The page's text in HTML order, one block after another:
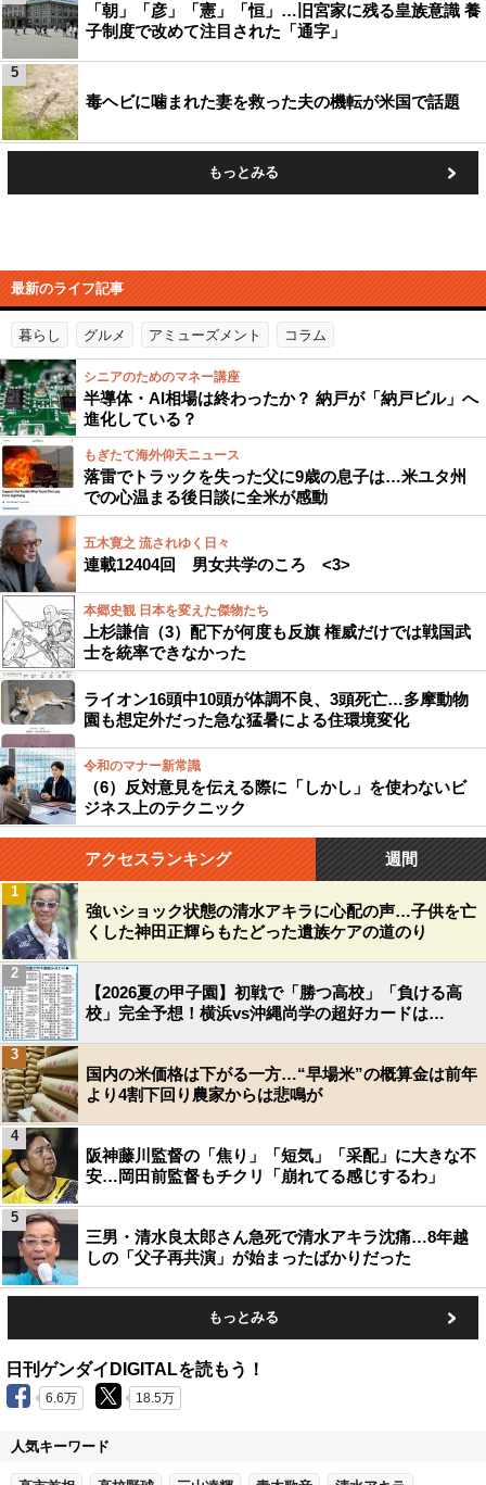
「朝」「彦」「憲」「恒」…旧宮家に残る皇族意識 養
子制度で改めて注目された「通字」
毒ヘビに噛まれた妻を救った夫の機転が米国で話題
5
もっとみる
最新のライフ記事
暮らし グルメ アミューズメント コラム
シニアのためのマネー講座
半導体・AI相場は終わったか？ 納戸が「納戸ビル」へ
進化している？
もぎたて海外仰天ニュース
落雷でトラックを失った父に9歳の息子は…米ユタ州
での心温まる後日談に全米が感動
五木寛之 流されゆく日々
連載12404回 男女共学のころ <3>
本郷史観 日本を変えた傑物たち
上杉謙信（3）配下が何度も反旗 権威だけでは戦国武
士を統率できなかった
ライオン16頭中10頭が体調不良、3頭死亡…多摩動物
園も想定外だった急な猛暑による住環境変化
令和のマナー新常識
（6）反対意見を伝える際に「しかし」を使わないビ
ジネス上のテクニック
アクセスランキング 週間
強いショック状態の清水アキラに心配の声…子供を亡
くした神田正輝らもたどった遺族ケアの道のり
1
【2026夏の甲子園】初戦で「勝つ高校」「負ける高
校」完全予想！横浜vs沖縄尚学の超好カードは…
2
国内の米価格は下がる一方…“早場米”の概算金は前年
より4割下回り農家からは悲鳴が
3
阪神藤川監督の「焦り」「短気」「采配」に大きな不
安…岡田前監督もチクリ「崩れてる感じするわ」
4
三男・清水良太郎さん急死で清水アキラ沈痛…8年越
しの「父子再共演」が始まったばかりだった
5
もっとみる
日刊ゲンダイDIGITALを読もう！
6.6万 18.5万
人気キーワード